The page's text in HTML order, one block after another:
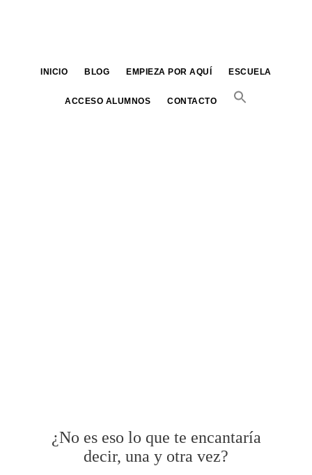
INICIO BLOG EMPIEZA POR AQUÍ ESCUELA
ACCESO ALUMNOS CONTACTO
¿No es eso lo que te encantaría
decir, una y otra vez?